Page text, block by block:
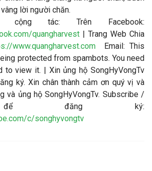
lời người chăn.
tác: Trên Facebook:
quangharvest | Trang Web Chia
www.quangharvest.comEmail: This
protected from spambots. You need
to view it. | Xin ủng hộ SongHyVongTv
ký. Xin chân thành cảm ơn quý vị và
và ủng hộ SongHyVongTv. Subscribe /
đăng ký:
c/songhyvongtv